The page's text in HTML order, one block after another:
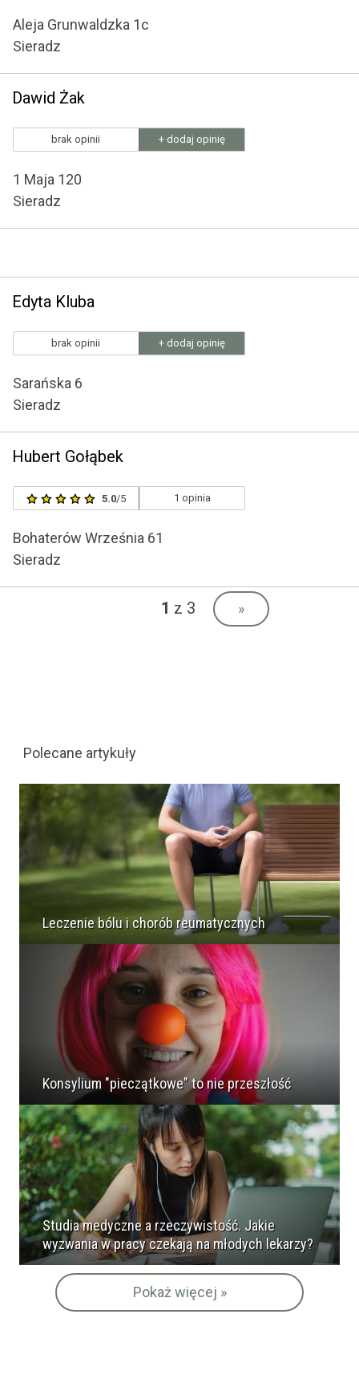
Aleja Grunwaldzka 1c
Sieradz
Dawid Żak
brak opinii + dodaj opinię
1 Maja 120
Sieradz
Edyta Kluba
brak opinii + dodaj opinię
Sarańska 6
Sieradz
Hubert Gołąbek
5.0/5 1 opinia
Bohaterów Września 61
Sieradz
1 z 3 »
Polecane artykuły
Leczenie bólu i chorób reumatycznych
Konsylium "pieczątkowe" to nie przeszłość
Studia medyczne a rzeczywistość. Jakie
wyzwania w pracy czekają na młodych lekarzy?
Pokaż więcej »